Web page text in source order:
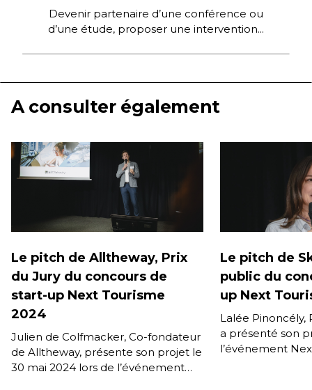
Devenir partenaire d’une conférence ou
d’une étude, proposer une intervention...
A consulter également
Le pitch de Alltheway, Prix
du Jury du concours de
start-up Next Tourisme
2024
Julien de Colfmacker, Co-fondateur
de Alltheway, présente son projet le
30 mai 2024 lors de l’événement
Le pitch de
public du
up Next
Lalée Pinoncély,
a présenté son
l’événement